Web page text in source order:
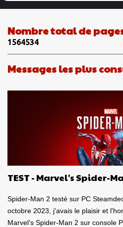
e
t
i
e
Nombre total de
1 564534
Messages les plus
TEST - Marvel's Spider-
Spider-Man 2 testé sur PC
octobre 2023, j'avais le plaisir et
Marvel's Spider-Man 2 sur console